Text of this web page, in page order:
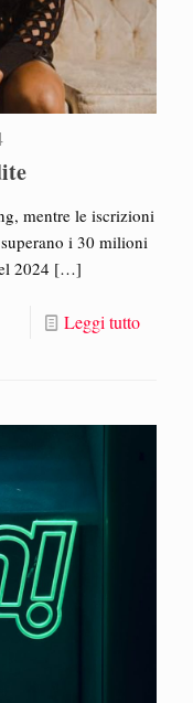
mentre le iscrizioni
i 30 milioni
2024 […]
Leggi tutto